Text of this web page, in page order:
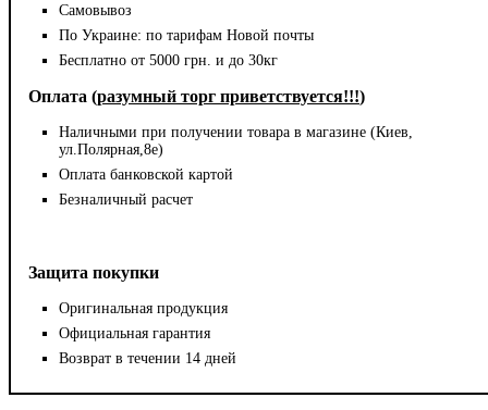
Самовывоз
По Украине: по тарифам Новой почты
Бесплатно от 5000 грн. и до 30кг
Оплата (разумный торг приветствуется!!!)
Наличными при получении товара в магазине (Киев,
ул.Полярная,8е)
Оплата банковской картой
Безналичный расчет
Защита покупки
Оригинальная продукция
Официальная гарантия
Возврат в течении 14 дней